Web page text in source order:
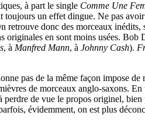
à part le single Comme Une
toujours un effet dingue. Ne pas
donc des morceaux inédits,
en sont moins usées. Bob
, à Manfred Mann, à Johnny Cash).
pas de la même façon impose
de morceaux anglo-saxons. En
de vue le propos originel,
évidemment, on est plus